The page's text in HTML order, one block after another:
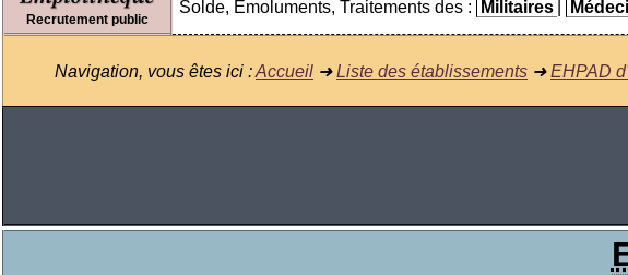
Recrutement public
Solde, Émoluments, Traitements des :
Militaires
Navigation, vous êtes ici :Accueil ➜Liste des établissements ➜EHPAD